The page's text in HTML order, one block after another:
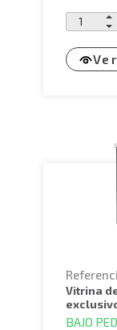
Ver
vitrina de maduración de carne diseño
BAJO